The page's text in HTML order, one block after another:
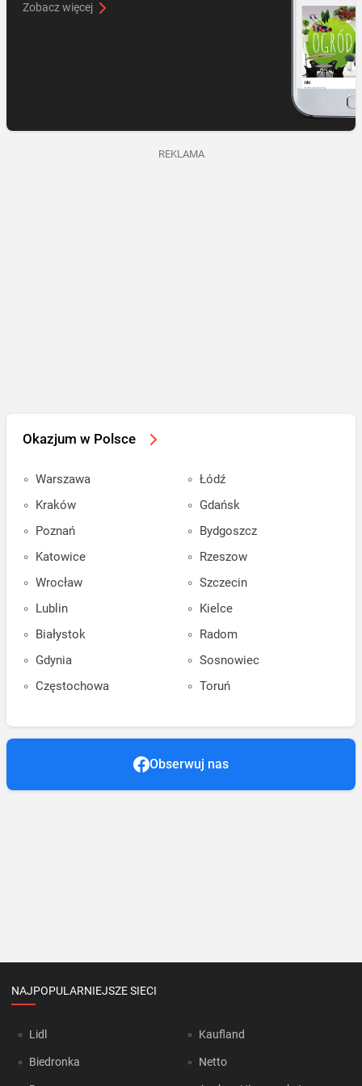
Zobacz więcej
REKLAMA
Okazjum w Polsce
Warszawa
Kraków
Poznań
Katowice
Wrocław
Lublin
Białystok
Gdynia
Częstochowa
Łódź
Gdańsk
Bydgoszcz
Rzeszow
Szczecin
Kielce
Radom
Sosnowiec
Toruń
Obserwuj nas
NAJPOPULARNIEJSZE SIECI
Lidl
Biedronka
Kaufland
Netto